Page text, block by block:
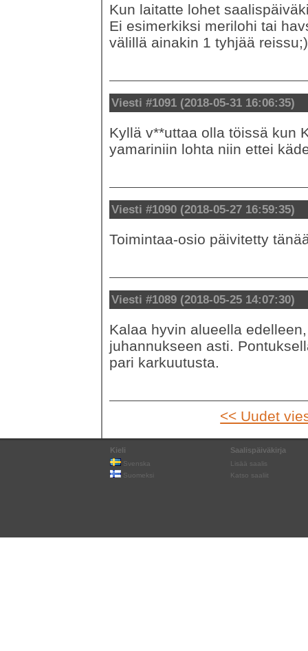
Kun laitatte lohet
Ei esimerkiksi merilohi tai
välillä ainakin 1 tyhjää reissu;)
Viesti #1091 (2018-05-31 16:06:35)
Kyllä v**uttaa olla töissä kun
yamariniin lohta niin ettei
Viesti #1090 (2018-05-27 16:59:35)
Toimintaa-osio päivitetty
Viesti #1089 (2018-05-25 14:07:30)
Kalaa hyvin alueella
juhannukseen asti.
pari karkuutusta.
<< Uudet
Kieli
Svenska
Suomeksi
Saalispäiväkirja
Lisää saalis
Katso saaliit